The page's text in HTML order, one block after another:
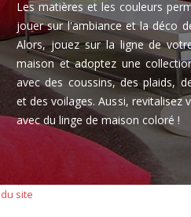
Les matières et les couleurs
jouer sur l'ambiance et la déco
Alors, jouez sur la ligne de
maison et adoptez une
avec des coussins, des plaids,
et des voilages. Aussi, revitalisez
avec du linge de maison coloré !
site